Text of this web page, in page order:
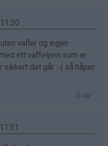
vafler og ingen
ett vaffeljern som er
det går :-( så håper
Svar